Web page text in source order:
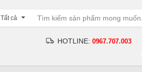
Tất cả
HOTLINE:0967.707.003